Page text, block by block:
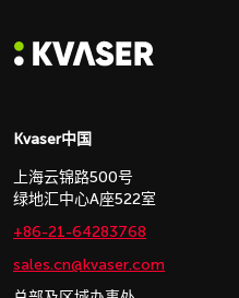
Kvaser中国
上海云锦路500号
绿地汇中心A座522室
+86-21-64283768
sales.cn@kvaser.com